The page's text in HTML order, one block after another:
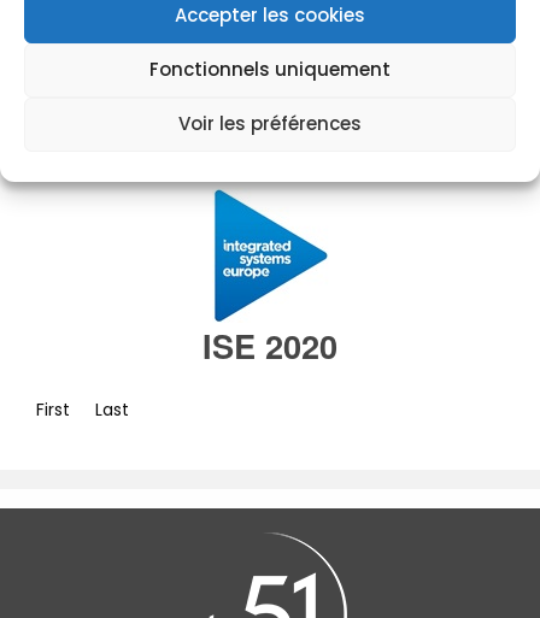
Accepter les cookies
Fonctionnels uniquement
Voir les préférences
ISE 2020 Partenaires Comil
ISE 2020
First Last